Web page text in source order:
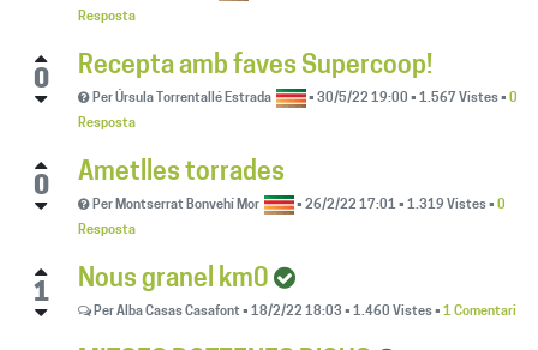
Resposta
0
Recepta amb faves Supercoop!
PerÚrsula Torrentallé Estrada •30/5/22 19:00 •1.567 Vistes•0
Resposta
0
Ametlles torrades
Per Montserrat Bonvehí Mor •26/2/22 17:01 •1.319 Vistes•0
Resposta
1
Nous granel km0
PerAlba Casas Casafont• 18/2/22 18:03 • 1.460 Vistes• 1 Comentari